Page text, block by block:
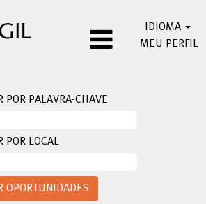
IDIOMA
MEU PERFIL
POR PALAVRA-CHAVE
POR LOCAL